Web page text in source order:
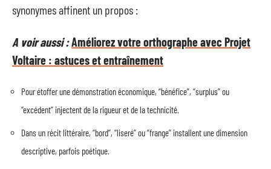
synonymes affinent un propos :
A voir aussi :Améliorez votre orthographe avec Projet
Voltaire : astuces et entraînement
Pour étoffer une démonstration économique, “bénéfice”, “surplus” ou
“excédent” injectent de la rigueur et de la technicité.
Dans un récit littéraire, “bord”, “liseré” ou “frange” installent une dimension
descriptive, parfois poétique.